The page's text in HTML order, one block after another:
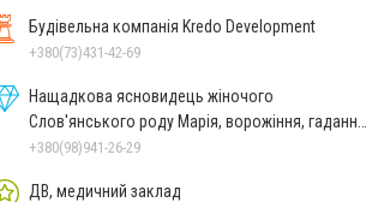
Будівельна компанія Kredo Development
+380(73)431-42-69
Нащадкова ясновидець жіночого
Слов'янського роду Марія, ворожіння, гадання
онлайн, ворожіння Таро
+380(98)941-26-29
ДВ, медичний заклад